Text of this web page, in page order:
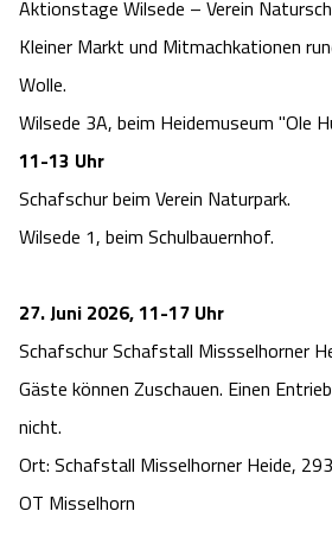
Aktionstage Wilsede – Verein
Kleiner Markt und Mitmachkationen
Wolle.
Wilsede 3A, beim Heidemuseum "Ole
11-13 Uhr
Schafschur beim Verein Naturpark.
Wilsede 1, beim Schulbauernhof.
27. Juni 2026, 11-17 Uhr
Schafschur Schafstall Missselhorner
Gäste können Zuschauen. Einen
nicht.
Ort: Schafstall Misselhorner Heide,
OT Misselhorn